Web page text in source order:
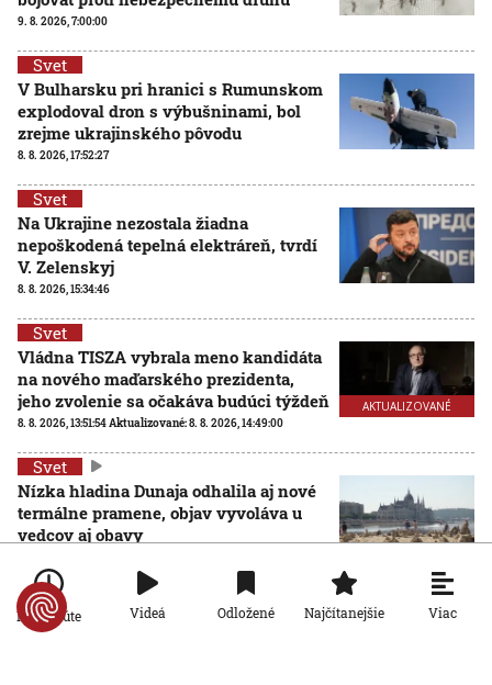
9. 8. 2026, 7:00:00
Svet
V Bulharsku pri hranici s Rumunskom
explodoval dron s výbušninami, bol
zrejme ukrajinského pôvodu
8. 8. 2026, 17:52:27
Svet
Na Ukrajine nezostala žiadna
nepoškodená tepelná elektráreň, tvrdí
V. Zelenskyj
8. 8. 2026, 15:34:46
AKTUALIZOVANÉ
Svet
Vládna TISZA vybrala meno kandidáta
na nového maďarského prezidenta,
jeho zvolenie sa očakáva budúci týždeň
8. 8. 2026, 13:51:54Aktualizované:8. 8. 2026, 14:49:00
Svet
Nízka hladina Dunaja odhalila aj nové
termálne pramene, objav vyvoláva u
vedcov aj obavy
Po minúte Videá Odložené Najčítanejšie Viac